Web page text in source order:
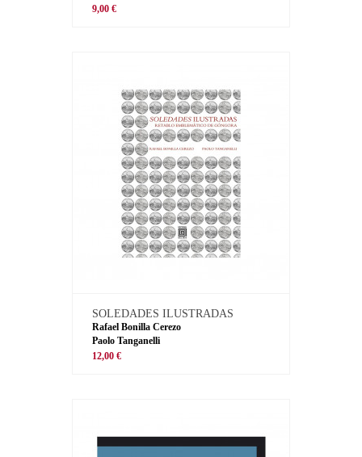
9,00 €
SOLEDADES ILUSTRADAS
Rafael Bonilla Cerezo
Paolo Tanganelli
12,00 €